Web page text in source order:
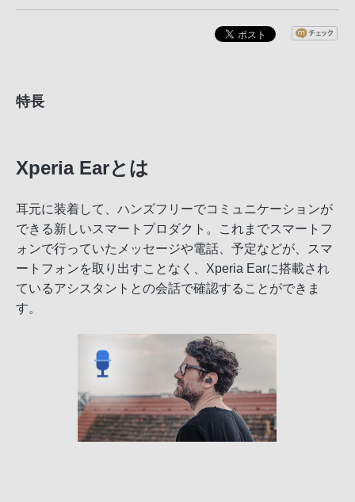
特長
Xperia Earとは
耳元に装着して、ハンズフリーでコミュニケーションが
できる新しいスマートプロダクト。これまでスマートフ
ォンで行っていたメッセージや電話、予定などが、スマ
ートフォンを取り出すことなく、Xperia Earに搭載され
ているアシスタントとの会話で確認することができま
す。